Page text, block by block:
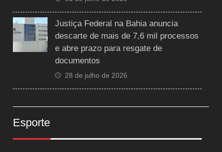
Justiça Federal na Bahia anuncia
descarte de mais de 7,6 mil processos
e abre prazo para resgate de
documentos
28 de julho de 2026
Esporte